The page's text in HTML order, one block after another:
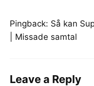
Pingback: Så kan
| Missade samtal
Leave a Reply